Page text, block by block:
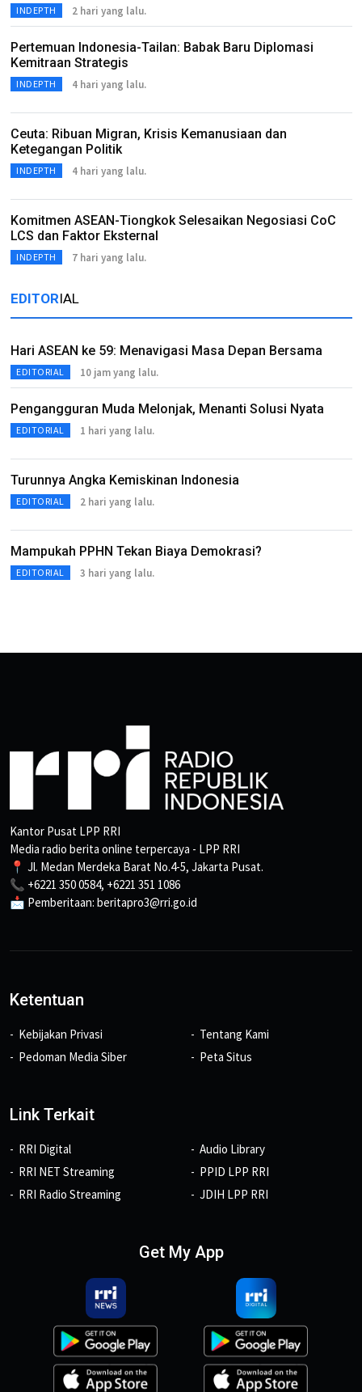
INDEPTH 2 hari yang lalu.
Pertemuan Indonesia-Tailan: Babak Baru Diplomasi
Kemitraan Strategis
INDEPTH 4 hari yang lalu.
Ceuta: Ribuan Migran, Krisis Kemanusiaan dan
Ketegangan Politik
INDEPTH 4 hari yang lalu.
Komitmen ASEAN-Tiongkok Selesaikan Negosiasi CoC
LCS dan Faktor Eksternal
INDEPTH 7 hari yang lalu.
EDITORIAL
Hari ASEAN ke 59: Menavigasi Masa Depan Bersama
EDITORIAL 10 jam yang lalu.
Pengangguran Muda Melonjak, Menanti Solusi Nyata
EDITORIAL 1 hari yang lalu.
Turunnya Angka Kemiskinan Indonesia
EDITORIAL 2 hari yang lalu.
Mampukah PPHN Tekan Biaya Demokrasi?
EDITORIAL 3 hari yang lalu.
Kantor Pusat LPP RRI
Media radio berita online terpercaya - LPP RRI
📍 Jl. Medan Merdeka Barat No.4-5, Jakarta Pusat.
📞 +6221 350 0584, +6221 351 1086
📩 Pemberitaan: beritapro3@rri.go.id
Ketentuan
Kebijakan Privasi
Pedoman Media Siber
Tentang Kami
Peta Situs
Link Terkait
RRI Digital
RRI NET Streaming
RRI Radio Streaming
Audio Library
PPID LPP RRI
JDIH LPP RRI
Get My App